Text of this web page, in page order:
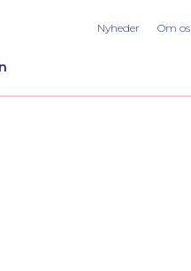
Nyheder Om os